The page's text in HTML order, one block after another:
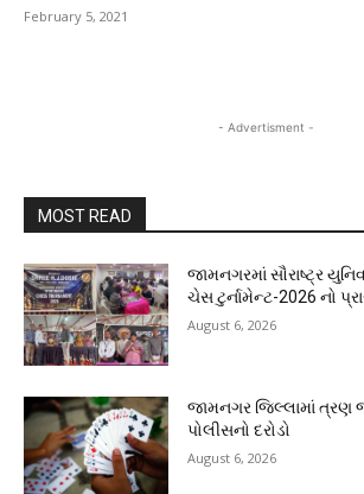
February 5, 2021
- Advertisment -
MOST READ
જામનગરમાં સૌરાષ્ટ્ર
ચેસ ટુર્નામેન્ટ-2026 નો
August 6, 2026
જામનગર જિલ્લામાં ત્રણ
પોલીસનો દરોડો
August 6, 2026